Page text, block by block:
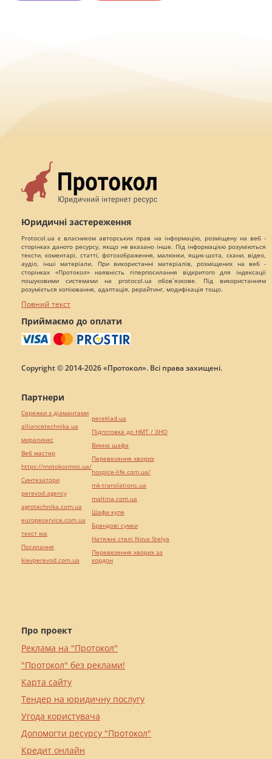
Юридичні застереження
Protocol.ua є власником авторських прав на інформацію, розміщену на веб -
сторінках даного ресурсу, якщо не вказано інше. Під інформацією розуміються
тексти, коментарі, статті, фотозображення, малюнки, ящик-шота, скани, відео,
аудіо, інші матеріали. При використанні матеріалів, розміщених на веб -
сторінках «Протокол» наявність гіперпосилання відкритого для індексації
пошуковими системами на protocol.ua обов`язкове. Під використанням
розуміється копіювання, адаптація, рерайтинг, модифікація тощо.
Повний текст
Приймаємо до оплати
Copyright © 2014-2026 «Протокол». Всі права захищені.
Про проект
Реклама на "Протокол"
"Протокол" без реклами!
Карта сайту
Тендер на юридичну послугу
Угода користувача
Допомогти ресурсу "Протокол"
Кредит онлайн
Партнери
Сережки з діамантами
alliancetechnika.ua
миралинкс
Веб мастер
https://motokosmos.ua/
Синтезатори
perevod.agency
agrotechnika.com.ua
europeservice.com.ua
текст юа
Посилання
kievperevod.com.ua
pereklad.ua
Підготовка до НМТ / ЗНО
Винна шафа
Перевезення хворих
hospice-life.com.ua/
mk-translations.ua
maltina.com.ua
Шафи купе
Брендові сумки
Натяжні стелі Nova Stelya
Перевезення хворих за
кордон